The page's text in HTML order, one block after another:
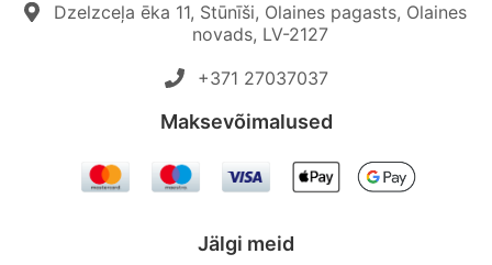
Dzelzceļa ēka 11, Stūnīši, Olaines pagasts, Olaines
novads, LV-2127
+371 27037037‬
Maksevõimalused
Jälgi meid